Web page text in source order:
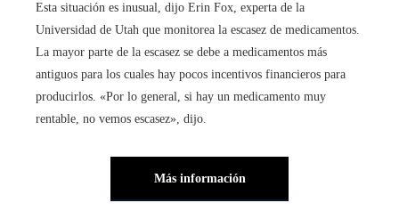
Esta situación es inusual, dijo Erin Fox, experta de la
Universidad de Utah que monitorea la escasez de medicamentos.
La mayor parte de la escasez se debe a medicamentos más
antiguos para los cuales hay pocos incentivos financieros para
producirlos. «Por lo general, si hay un medicamento muy
rentable, no vemos escasez», dijo.
Más información